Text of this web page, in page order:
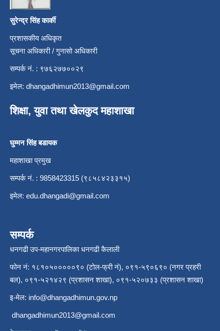
सुरेन्द्र सिंह कार्की
प्रशासकीय अधिकृत
सूचना अधिकारी / गुनासो अधिकारी
सम्पर्क नं. : ९७६२७७००२९
इमेल: dhangadhimun2013@gmail.com
शिक्षा, युवा तथा खेलकुद महाशाखा
घुम्मन सिंह बडायक
महाशाखा प्रमुख
सम्पर्क नं. : 9858423315 (९८५८४२३३१५)
इमेल: edu.dhangadi@gmail.com
सम्पर्क
धनगढी उप-महानगरपालिका धनगढी कैलाली
फोन नं: १८१०५०००००९० (टोल-फ्री नं), ०९१-५९०६९० (नगर प्रहरी
बल), ०९१-५२१४२९ (प्रशासन शाखा), ०९१-५२०७३३ (प्रशासन शाखा)
इ-मेल: info@dhangadhimun.gov.np
dhangadhimun2013@gmail.com